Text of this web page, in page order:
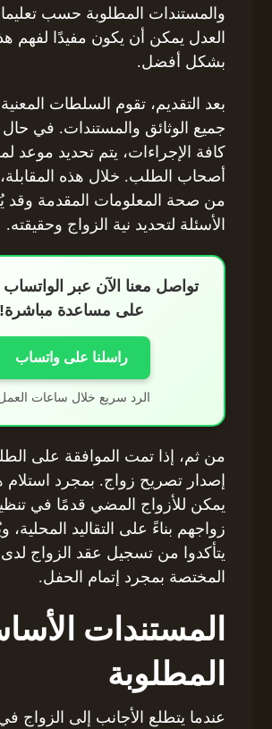
والمستندات المطلوبة حسب
العدل يمكن أن يكون مفيدًا لفهم
بشكل أفضل.
بعد التقديم، تقوم السلطات
جميع الوثائق والمستندات. في
كافة الإجراءات، يتم تحديد موعد
أصحاب الطلب. خلال هذه المقابلة،
من صحة المعلومات المقدمة
الأسئلة لتحديد نية الزواج وحقيقته.
تواصل معنا الآن عبر
على مساعدة مباشرة!
راسلنا على واتساب
الرد سريع خلال ساعات
من ثم، إذا تمت الموافقة على
إصدار تصريح زواج. بمجرد استلام
يمكن للأزواج المضي قدمًا في
زواجهم بناءً على التقاليد المحلية،
يتأكدوا من تسجيل عقد الزواج
المختصة بمجرد إتمام الحفل.
المستندات
المطلوبة
عندما يتطلع الأجانب إلى الزواج